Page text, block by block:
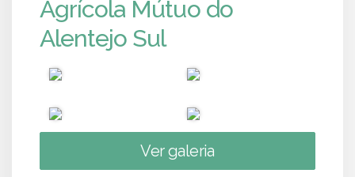
Agrícola Mútuo do
Alentejo Sul
Ver galeria